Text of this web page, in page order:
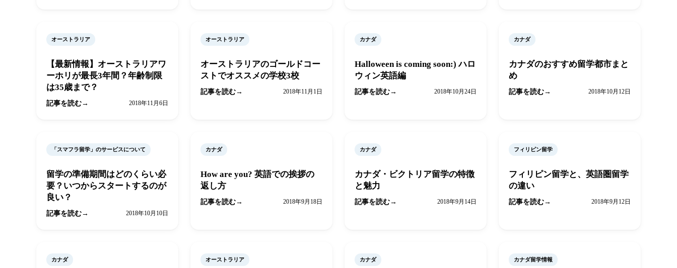
オーストラリア
【最新情報】オーストラリアワ
ーホリが最長3年間？年齢制限
は35歳まで？
記事を読む 2018年11月6日
オーストラリア
オーストラリアのゴールドコー
ストでオススメの学校3校
記事を読む 2018年11月1日
カナダ
Halloween is coming soon:) ハロ
ウィン英語編
記事を読む 2018年10月24日
カナダ
カナダのおすすめ留学都市まと
め
記事を読む 2018年10月12日
「スマフラ留学」のサービスについて
留学の準備期間はどのくらい必
要？いつからスタートするのが
良い？
記事を読む 2018年10月10日
カナダ
How are you? 英語での挨拶の
返し方
記事を読む 2018年9月18日
カナダ
カナダ・ビクトリア留学の特徴
と魅力
記事を読む 2018年9月14日
フィリピン留学
フィリピン留学と、英語圏留学
の違い
記事を読む 2018年9月12日
カナダ オーストラリア カナダ カナダ留学情報